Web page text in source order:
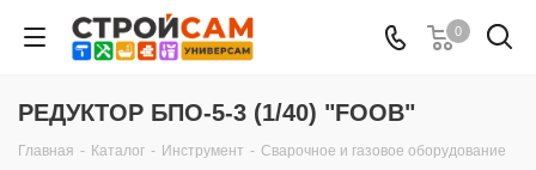
0
РЕДУКТОР БПО-5-3 (1/40) "FOOB"
Главная - Каталог - Инструмент - Сварочное и газовое оборудование